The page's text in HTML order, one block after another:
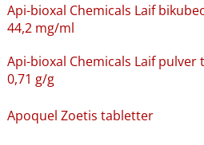
Api-bioxal Chemicals Laif
44,2 mg/ml
Api-bioxal Chemicals Laif
0,71 g/g
Apoquel Zoetis tabletter